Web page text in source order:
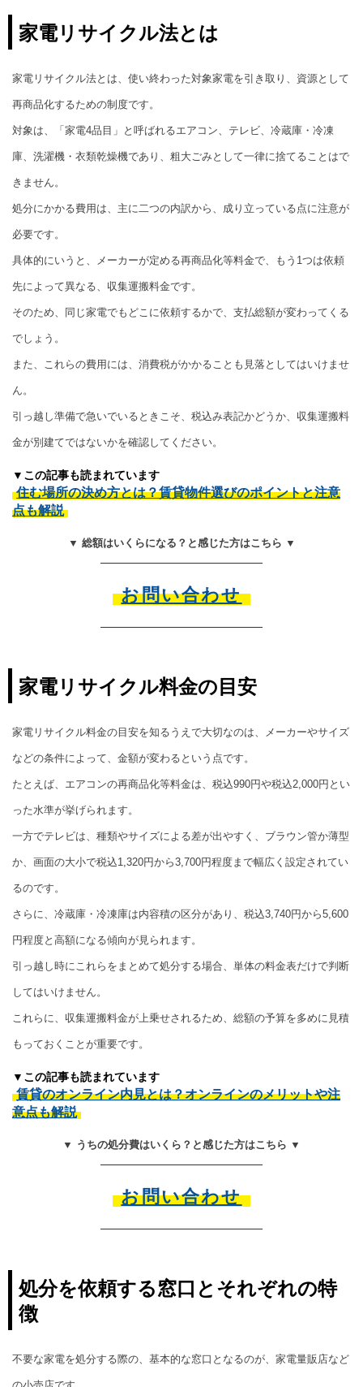
家電リサイクル法とは
家電リサイクル法とは、使い終わった対象家電を引き取り、資源として
再商品化するための制度です。
対象は、「家電4品目」と呼ばれるエアコン、テレビ、冷蔵庫・冷凍
庫、洗濯機・衣類乾燥機であり、粗大ごみとして一律に捨てることはで
きません。
処分にかかる費用は、主に二つの内訳から、成り立っている点に注意が
必要です。
具体的にいうと、メーカーが定める再商品化等料金で、もう1つは依頼
先によって異なる、収集運搬料金です。
そのため、同じ家電でもどこに依頼するかで、支払総額が変わってくる
でしょう。
また、これらの費用には、消費税がかかることも見落としてはいけませ
ん。
引っ越し準備で急いでいるときこそ、税込み表記かどうか、収集運搬料
金が別建てではないかを確認してください。
▼この記事も読まれています
住む場所の決め方とは？賃貸物件選びのポイントと注意
点も解説
▼ 総額はいくらになる？と感じた方はこちら ▼
お問い合わせ
家電リサイクル料金の目安
家電リサイクル料金の目安を知るうえで大切なのは、メーカーやサイズ
などの条件によって、金額が変わるという点です。
たとえば、エアコンの再商品化等料金は、税込990円や税込2,000円とい
った水準が挙げられます。
一方でテレビは、種類やサイズによる差が出やすく、ブラウン管か薄型
か、画面の大小で税込1,320円から3,700円程度まで幅広く設定されてい
るのです。
さらに、冷蔵庫・冷凍庫は内容積の区分があり、税込3,740円から5,600
円程度と高額になる傾向が見られます。
引っ越し時にこれらをまとめて処分する場合、単体の料金表だけで判断
してはいけません。
これらに、収集運搬料金が上乗せされるため、総額の予算を多めに見積
もっておくことが重要です。
▼この記事も読まれています
賃貸のオンライン内見とは？オンラインのメリットや注
意点も解説
▼ うちの処分費はいくら？と感じた方はこちら ▼
お問い合わせ
処分を依頼する窓口とそれぞれの特
徴
不要な家電を処分する際の、基本的な窓口となるのが、家電量販店など